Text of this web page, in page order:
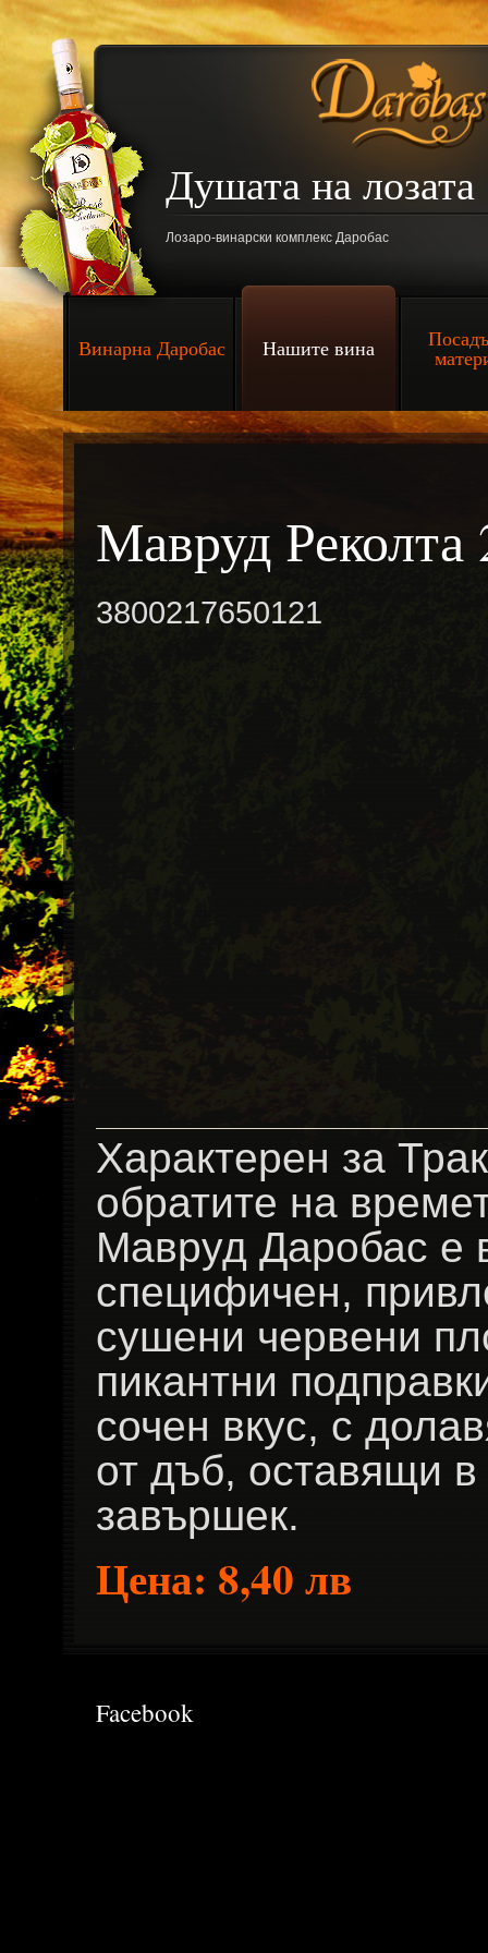
Душата на лозата
Лозаро-винарски комплекс Даробас
Винарна Даробас Нашите вина
Мавруд Реколта
3800217650121
Характерен за
обратите на
Мавруд Даробас е
специфичен,
сушени червени
пикантни
сочен вкус, с
от дъб, оставящи
завършек.
Цена: 8,40 лв
Facebook